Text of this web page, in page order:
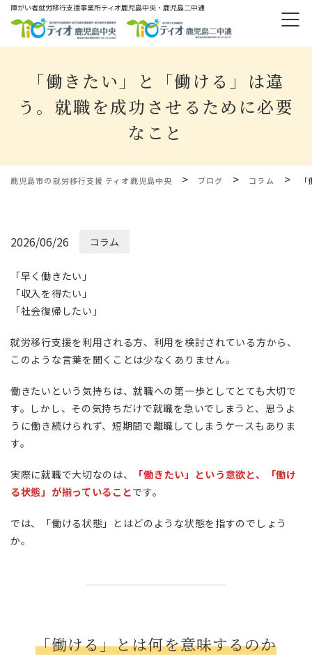
障がい者就労移⾏⽀援事業所ティオ⿅児島中央・鹿児島二中通
「働きたい」と「働ける」は違
う。就職を成功させるために必要
なこと
鹿児島市の就労移行支援 ティオ鹿児島中央 > ブログ > コラム >
2026/06/26 コラム
「早く働きたい」
「収入を得たい」
「社会復帰したい」
就労移行支援を利用される方、利用を検討されている方から、
このような言葉を聞くことは少なくありません。
働きたいという気持ちは、就職への第一歩としてとても大切で
す。しかし、その気持ちだけで就職を急いでしまうと、思うよ
うに働き続けられず、短期間で離職してしまうケースもありま
す。
実際に就職で大切なのは、
「働きたい」という意欲と、「働け
る状態」が揃っていることです。
では、「働ける状態」とはどのような状態を指すのでしょう
か。
「働ける」とは何を意味するのか